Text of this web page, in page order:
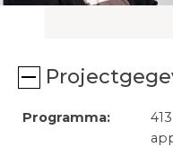
Programma: